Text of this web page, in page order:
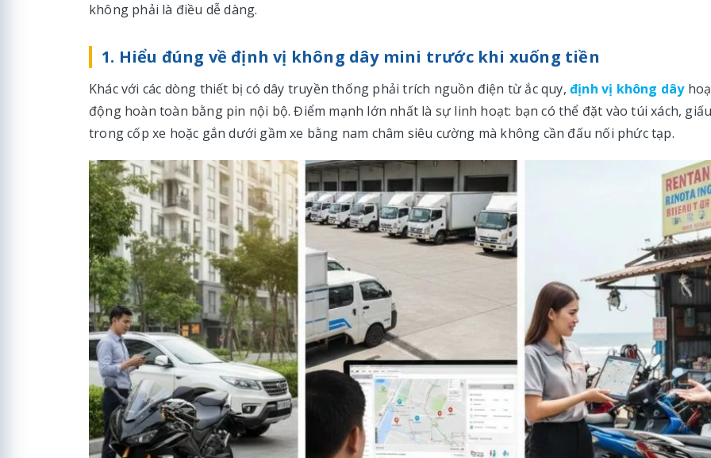
không phải là điều dễ dàng.
1. Hiểu đúng về định vị không dây mini trước khi xuống tiền
Khác với các dòng thiết bị có dây truyền thống phải trích nguồn điện từ ắc quy,định vị không dây
động hoàn toàn bằng pin nội bộ. Điểm mạnh lớn nhất là sự linh hoạt: bạn có thể đặt vào túi xách,
trong cốp xe hoặc gắn dưới gầm xe bằng nam châm siêu cường mà không cần đấu nối phức tạp.